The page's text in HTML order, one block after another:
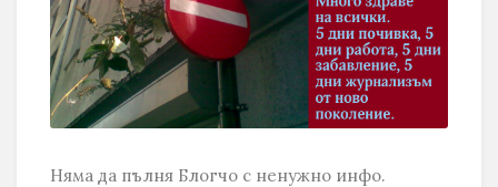
Няма да пълня Блогчо с ненужно инфо.